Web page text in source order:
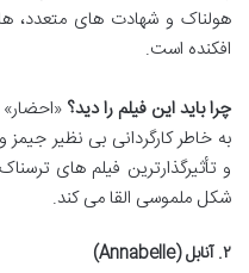
هولناک و شهادت های متعدد،
افکنده است.
چرا باید این فیلم را دید؟
به خاطر کارگردانی بی نظیر
و تأثیرگذارترین فیلم های
شکل ملموسی القا می کند.
۲. آنابل (Annabelle)